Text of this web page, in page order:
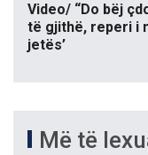
Video/ “Do bëj
të gjithë, reperi i
jetës’
Më të